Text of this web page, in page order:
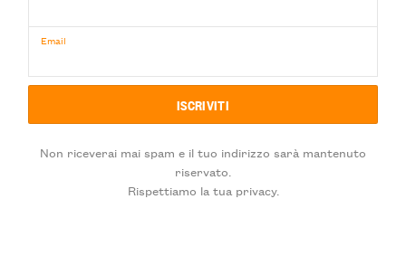
Email
Non riceverai mai spam e il tuo indirizzo sarà mantenuto
riservato.
Rispettiamo la tua privacy.